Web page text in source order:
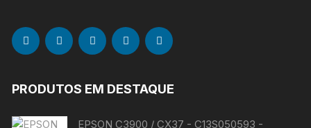
PRODUTOS EM DESTAQUE
EPSON C3900 / CX37 - C13S050593 -